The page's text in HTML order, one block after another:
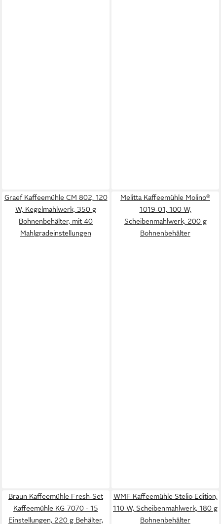
Graef Kaffeemühle CM 802, 120
W, Kegelmahlwerk, 350 g
Bohnenbehälter, mit 40
Mahlgradeinstellungen
Melitta Kaffeemühle Molino®
1019-01, 100 W,
Scheibenmahlwerk, 200 g
Bohnenbehälter
Braun Kaffeemühle Fresh-Set
Kaffeemühle KG 7070 - 15
Einstellungen, 220 g Behälter,
WMF Kaffeemühle Stelio Edition,
110 W, Scheibenmahlwerk, 180 g
Bohnenbehälter